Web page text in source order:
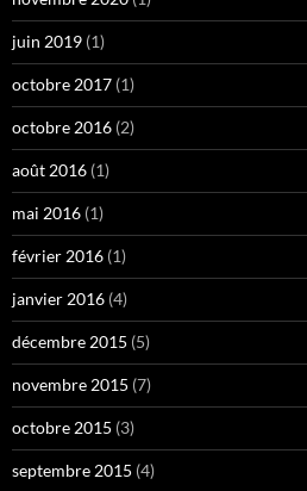
juin 2019 (1)
octobre 2017 (1)
octobre 2016 (2)
août 2016 (1)
mai 2016 (1)
février 2016 (1)
janvier 2016 (4)
décembre 2015 (5)
novembre 2015 (7)
octobre 2015 (3)
septembre 2015 (4)